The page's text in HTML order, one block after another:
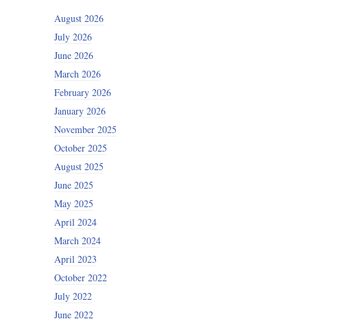
August 2026
July 2026
June 2026
March 2026
February 2026
January 2026
November 2025
October 2025
August 2025
June 2025
May 2025
April 2024
March 2024
April 2023
October 2022
July 2022
June 2022